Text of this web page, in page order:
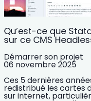
Qu’est-ce que
sur ce CMS
Démarrer son projet
06 novembre 2025
Ces 5 dernières
redistribué les cartes
sur internet,